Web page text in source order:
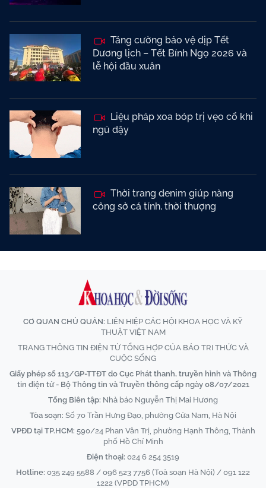
Tăng cường bảo vệ dịp Tết
Dương lịch – Tết Bính Ngọ 2026 và
lễ hội đầu xuân
Liệu pháp xoa bóp trị vẹo cổ khi
ngủ dậy
Thời trang denim giúp nàng
công sở cá tính, thời thượng
CƠ QUAN CHỦ QUẢN: LIÊN HIỆP CÁC HỘI KHOA HỌC VÀ KỸ
THUẬT VIỆT NAM
TRANG THÔNG TIN ĐIỆN TỬ TỔNG HỢP CỦA BÁO TRI THỨC VÀ
CUỘC SỐNG
Giấy phép số 113/GP-TTĐT do Cục Phát thanh, truyền hình và Thông
tin điện tử - Bộ Thông tin và Truyền thông cấp ngày 08/07/2021
Tổng Biên tập: Nhà báo Nguyễn Thị Mai Hương
Tòa soạn: Số 70 Trần Hưng Đạo, phường Cửa Nam, Hà Nội
VPĐD tại TP.HCM: 590/24 Phan Văn Trị, phường Hạnh Thông, Thành
phố Hồ Chí Minh
Điện thoại: 024 6 254 3519
Hotline: 035 249 5588 / 096 523 7756 (Toà soạn Hà Nội) / 091 122
1222 (VPĐD TPHCM)